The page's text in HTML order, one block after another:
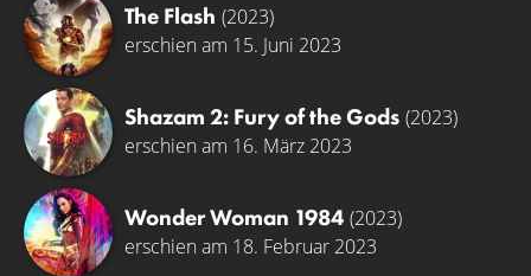
The Flash (2023)
erschien am 15. Juni 2023
Shazam 2: Fury of the Gods (2023)
erschien am 16. März 2023
Wonder Woman 1984 (2023)
erschien am 18. Februar 2023